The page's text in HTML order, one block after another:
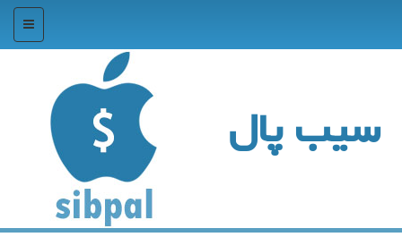
منو
سیب پال